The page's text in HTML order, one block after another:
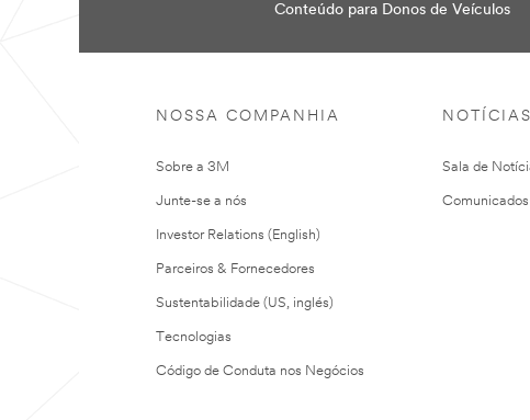
Conteúdo para Donos de Veículos
NOSSA COMPANHIA
Sobre a 3M
Junte-se a nós
Investor Relations (English)
Parceiros & Fornecedores
Sustentabilidade (US, inglés)
Tecnologias
Código de Conduta nos Negócios
NOTÍCIAS
Sala de